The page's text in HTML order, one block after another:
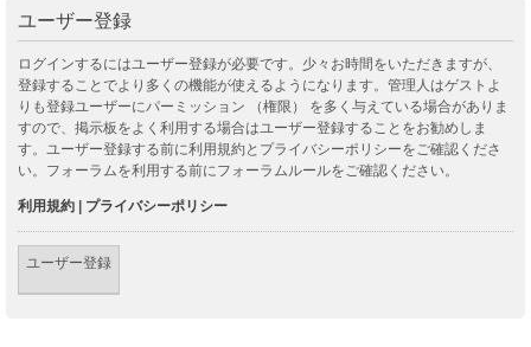
ユーザー登録
ログインするにはユーザー登録が必要です。少々お時間をいただきますが、
登録することでより多くの機能が使えるようになります。管理人はゲストよ
りも登録ユーザーにパーミッション （権限） を多く与えている場合がありま
すので、掲示板をよく利用する場合はユーザー登録することをお勧めしま
す。ユーザー登録する前に利用規約とプライバシーポリシーをご確認くださ
い。フォーラムを利用する前にフォーラムルールをご確認ください。
利用規約 | プライバシーポリシー
ユーザー登録